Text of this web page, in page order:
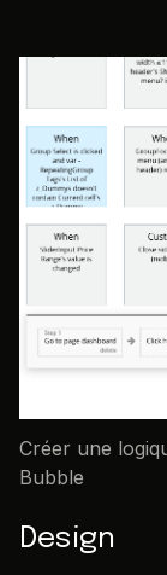
Créer une
Bubble
Design